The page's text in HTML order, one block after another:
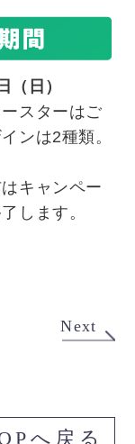
日）
スターはご
ンは2種類。
キャンペー
します。
Next
へ戻る